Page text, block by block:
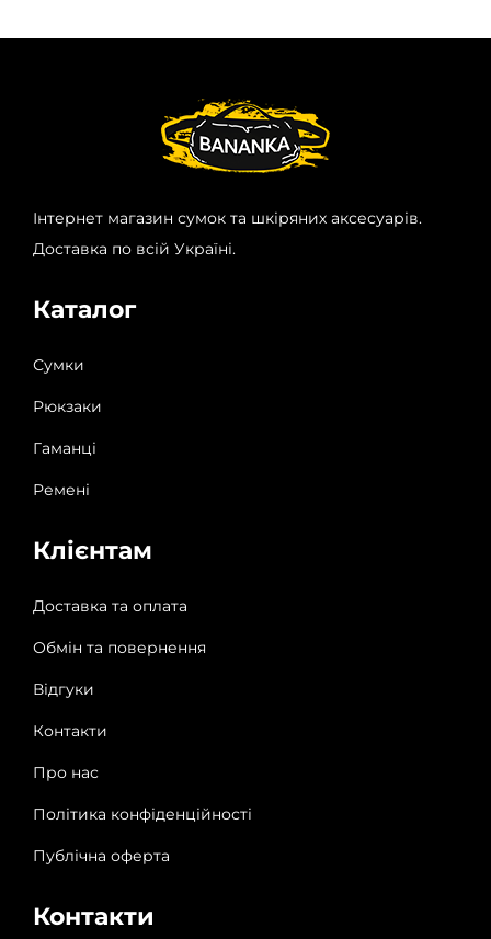
Інтернет магазин сумок та шкіряних аксесуарів.
Доставка по всій Україні.
Каталог
Сумки
Рюкзаки
Гаманці
Ремені
Клієнтам
Доставка та оплата
Обмін та повернення
Відгуки
Контакти
Про нас
Політика конфіденційності
Публічна оферта
Контакти